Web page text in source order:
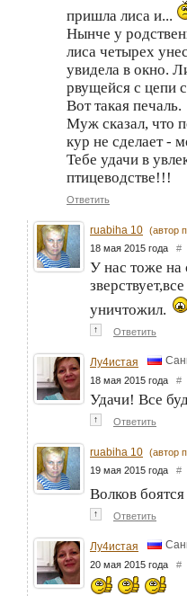
пришла лиса и...
Нынче у
лиса четырех
увидела в окно.
рвущейся с цепи
Вот такая печаль.
Муж сказал, что
кур не сделает -
Тебе удачи в
птицеводстве!!!
Ответить
ruabiha 10 (автор
18 мая 2015 года #
У нас тоже на
уничтожил.
↑ Ответить
Лу4истая
18 мая 2015 года #
Удачи! Все
↑ Ответить
ruabiha 10 (автор
19 мая 2015 года #
Волков
↑ Ответить
Лу4истая
20 мая 2015 года #